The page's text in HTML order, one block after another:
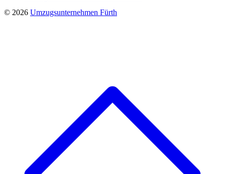
© 2026 Umzugsunternehmen Fürth